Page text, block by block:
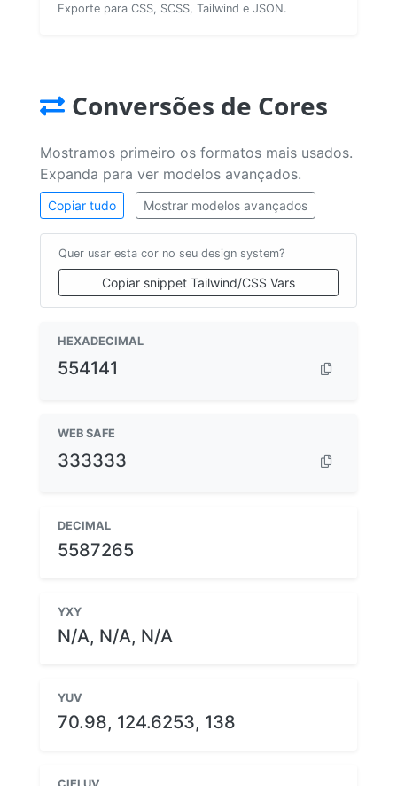
Exporte para CSS, SCSS, Tailwind e JSON.
Conversões de Cores
Mostramos primeiro os formatos mais usados.
Expanda para ver modelos avançados.
Copiar tudo Mostrar modelos avançados
Quer usar esta cor no seu design system?
Copiar snippet Tailwind/CSS Vars
HEXADECIMAL
554141
WEB SAFE
333333
DECIMAL
5587265
YXY
N/A, N/A, N/A
YUV
70.98, 124.6253, 138
CIELUV